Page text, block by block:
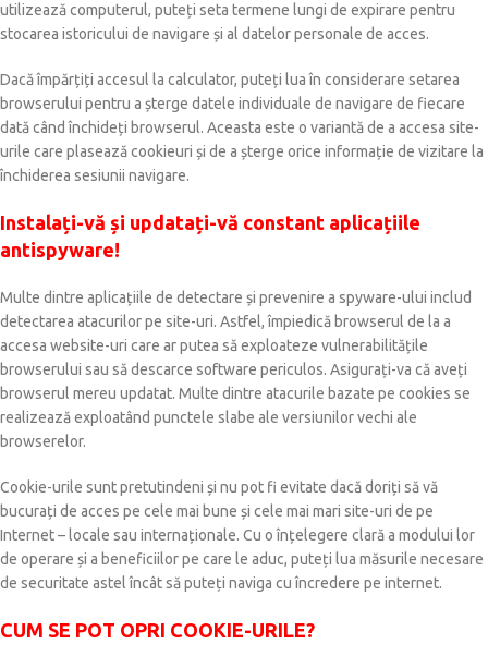
utilizează computerul, puteți seta termene lungi de expirare pentru
stocarea istoricului de navigare și al datelor personale de acces.
Dacă împărțiți accesul la calculator, puteți lua în considerare setarea
browserului pentru a șterge datele individuale de navigare de fiecare
dată când închideți browserul. Aceasta este o variantă de a accesa site-
urile care plasează cookieuri și de a șterge orice informație de vizitare la
închiderea sesiunii navigare.
Instalați-vă și updatați-vă constant aplicațiile
antispyware!
Multe dintre aplicațiile de detectare și prevenire a spyware-ului includ
detectarea atacurilor pe site-uri. Astfel, împiedică browserul de la a
accesa website-uri care ar putea să exploateze vulnerabilitățile
browserului sau să descarce software periculos. Asigurați-va că aveți
browserul mereu updatat. Multe dintre atacurile bazate pe cookies se
realizează exploatând punctele slabe ale versiunilor vechi ale
browserelor.
Cookie-urile sunt pretutindeni și nu pot fi evitate dacă doriți să vă
bucurați de acces pe cele mai bune și cele mai mari site-uri de pe
Internet – locale sau internaționale. Cu o înțelegere clară a modului lor
de operare și a beneficiilor pe care le aduc, puteți lua măsurile necesare
de securitate astel încât să puteți naviga cu încredere pe internet.
CUM SE POT OPRI COOKIE-URILE?